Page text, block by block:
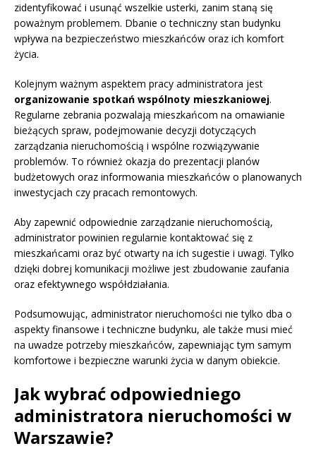
zidentyfikować i usunąć wszelkie usterki, zanim staną się
poważnym problemem. Dbanie o techniczny stan budynku
wpływa na bezpieczeństwo mieszkańców oraz ich komfort
życia.
Kolejnym ważnym aspektem pracy administratora jest
organizowanie spotkań wspólnoty mieszkaniowej.
Regularne zebrania pozwalają mieszkańcom na omawianie
bieżących spraw, podejmowanie decyzji dotyczących
zarządzania nieruchomością i wspólne rozwiązywanie
problemów. To również okazja do prezentacji planów
budżetowych oraz informowania mieszkańców o planowanych
inwestycjach czy pracach remontowych.
Aby zapewnić odpowiednie zarządzanie nieruchomością,
administrator powinien regularnie kontaktować się z
mieszkańcami oraz być otwarty na ich sugestie i uwagi. Tylko
dzięki dobrej komunikacji możliwe jest zbudowanie zaufania
oraz efektywnego współdziałania.
Podsumowując, administrator nieruchomości nie tylko dba o
aspekty finansowe i techniczne budynku, ale także musi mieć
na uwadze potrzeby mieszkańców, zapewniając tym samym
komfortowe i bezpieczne warunki życia w danym obiekcie.
Jak wybrać odpowiedniego
administratora nieruchomości w
Warszawie?